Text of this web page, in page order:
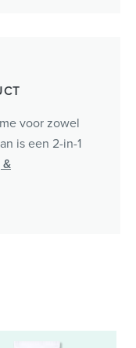
voor zowel
is een 2-in-1